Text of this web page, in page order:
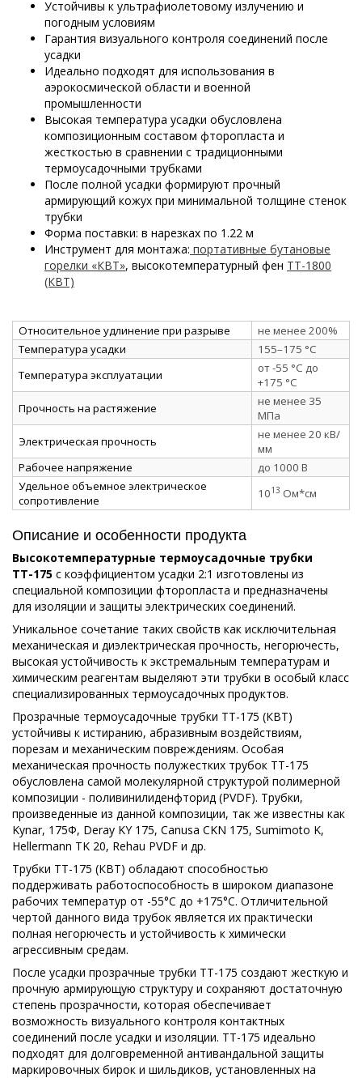
Устойчивы к ультрафиолетовому излучению и
погодным условиям
Гарантия визуального контроля соединений после
усадки
Идеально подходят для использования в
аэрокосмической области и военной
промышленности
Высокая температура усадки обусловлена
композиционным составом фторопласта и
жесткостью в сравнении с традиционными
термоусадочными трубками
После полной усадки формируют прочный
армирующий кожух при минимальной толщине стенок
трубки
Форма поставки: в нарезках по 1.22 м
Инструмент для монтажа: портативные бутановые
горелки «КВТ», высокотемпературный фен ТТ-1800
(КВТ)
Относительное удлинение при разрыве
не менее 200%
Температура усадки
155–175 °C
Температура эксплуатации
от -55 °C до
+175 °C
Прочность на растяжение
не менее 35
МПа
Электрическая прочность
не менее 20 кВ/
мм
Рабочее напряжение
до 1000 В
Удельное объемное электрическое
сопротивление
1013 Ом*см
Описание и особенности продукта
Высокотемпературные термоусадочные трубки
ТТ-175 c коэффициентом усадки 2:1 изготовлены из
специальной композиции фторопласта и предназначены
для изоляции и защиты электрических соединений.
Уникальное сочетание таких свойств как исключительная
механическая и диэлектрическая прочность, негорючесть,
высокая устойчивость к экстремальным температурам и
химическим реагентам выделяют эти трубки в особый класс
специализированных термоусадочных продуктов.
Прозрачные термоусадочные трубки ТТ-175 (КВТ)
устойчивы к истиранию, абразивным воздействиям,
порезам и механическим повреждениям. Особая
механическая прочность полужестких трубок ТТ-175
обусловлена самой молекулярной структурой полимерной
композиции - поливинилиденфторид (PVDF). Трубки,
произведенные из данной композиции, так же известны как
Kynar, 175Ф, Deray KY 175, Canusa CKN 175, Sumimoto K,
Hellermann TK 20, Rehau PVDF и др.
Трубки ТТ-175 (КВТ) обладают способностью
поддерживать работоспособность в широком диапазоне
рабочих температур от -55°С до +175°С. Отличительной
чертой данного вида трубок является их практически
полная негорючесть и устойчивость к химически
агрессивным средам.
После усадки прозрачные трубки ТТ-175 создают жесткую и
прочную армирующую структуру и сохраняют достаточную
степень прозрачности, которая обеспечивает
возможность визуального контроля контактных
соединений после усадки и изоляции. ТТ-175 идеально
подходят для долговременной антивандальной защиты
маркировочных бирок и шильдиков, установленных на